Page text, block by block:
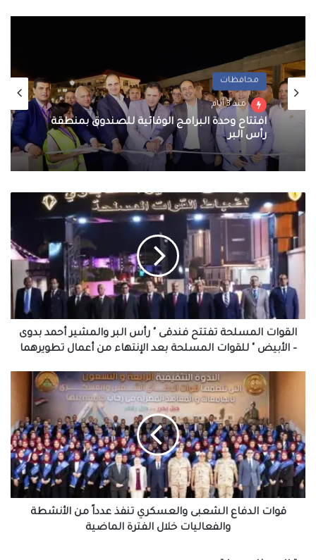
محافظات
منذ 3 أيام
افتتاح وحدة البرامج الوقائية للصندوق بمنطقة
رأس البر
القوات
المسلحة
تفتتح
فندقى
البر
والمشير
أحمد
بدوى
بعد
الإنتهاء
من
أعمال
تطويرهما
القوات المسلحة تفتتح فندقى " رأس البر والمشير أحمد بدوى
– الأبيض " للقوات المسلحة بعد الإنتهاء من أعمال تطويرهما
والعسكري
تنفذ
عدداً
من
الأنشطة
والفعاليات
قوات الدفاع الشعبى والعسكري تنفذ عدداً من الأنشطة
والفعاليات خلال الفترة الماضية